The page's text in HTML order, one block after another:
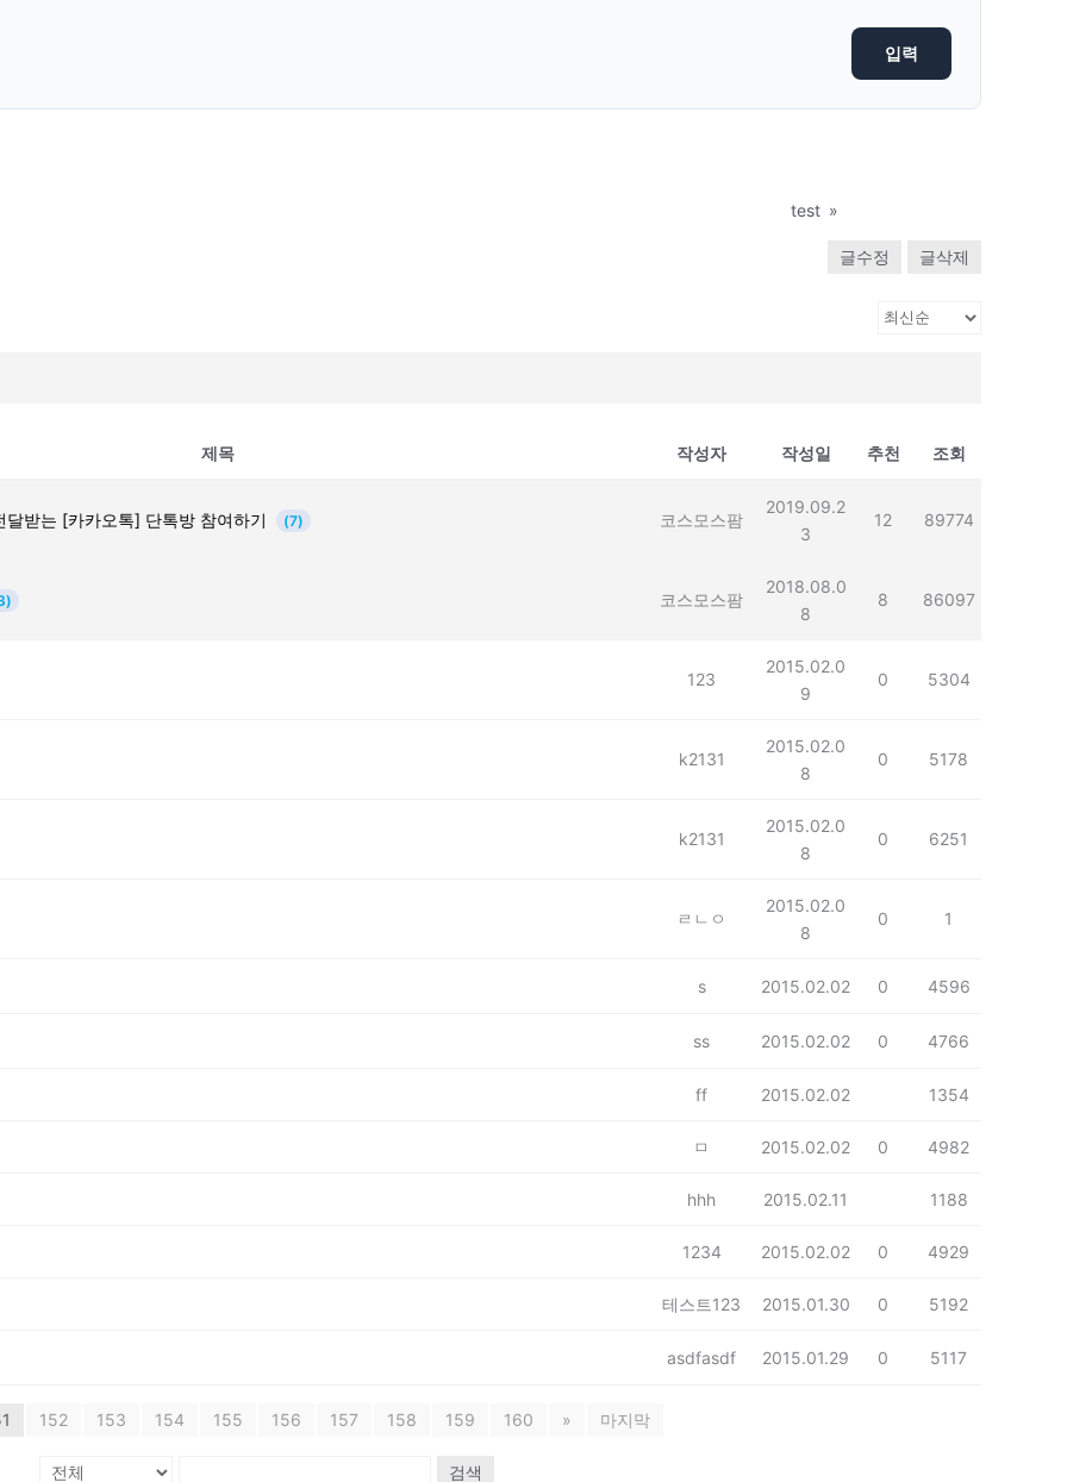
test »
글수정 글삭제
제목 작성자 작성일 추천 조회
받는 [카카오톡] 단톡방 참여하기 (7) 코스모스팜
2019.09.2
3
12 89774
코스모스팜
2018.08.0
8
8 86097
123
2015.02.0
9
0 5304
k2131
2015.02.0
8
0 5178
k2131
2015.02.0
8
0 6251
ㄹㄴㅇ
2015.02.0
8
0 1
s 2015.02.02 0 4596
ss 2015.02.02 0 4766
ff 2015.02.02 1354
ㅁ 2015.02.02 0 4982
hhh 2015.02.11 1188
1234 2015.02.02 0 4929
테스트123 2015.01.30 0 5192
asdfasdf 2015.01.29 0 5117
152 153 154 155 156 157 158 159 160 » 마지막
검색